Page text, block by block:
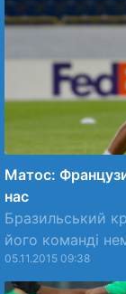
Матос:
нас
Бразильський
його команді
05.11.2015 09:38